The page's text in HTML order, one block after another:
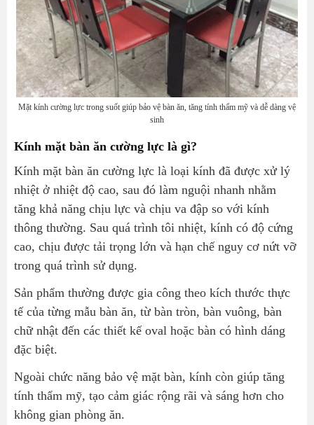
Cần vận chuyển cẩn thận
Ứng dụng thực tế của kính mặt bàn ăn cường lực
Nhà ở
Nhà hàng
Quán cà phê
Báo giá kính mặt bàn ăn cường lực tham khảo
Quy trình thi công kính mặt bàn ăn cường lực
Bước 1: Khảo sát thực tế
Bước 2: Thiết kế bản vẽ
Bước 3: Gia công kính
Bước 4: Vận chuyển
Bước 5: Lắp đặt
Những lỗi thường gặp khi sử dụng kính mặt bàn ăn
cường lực
Đo sai kích thước
Không bo góc
Tự ý di chuyển kính
Mặt kính cường lực trong suốt giúp bảo vệ bàn ăn, tăng tính thẩm mỹ và dễ dàng vệ
sinh
Kính mặt bàn ăn cường lực là gì?
Kính mặt bàn ăn cường lực là loại kính đã được xử lý
nhiệt ở nhiệt độ cao, sau đó làm nguội nhanh nhằm
tăng khả năng chịu lực và chịu va đập so với kính
thông thường. Sau quá trình tôi nhiệt, kính có độ cứng
cao, chịu được tải trọng lớn và hạn chế nguy cơ nứt vỡ
trong quá trình sử dụng.
Sản phẩm thường được gia công theo kích thước thực
tế của từng mẫu bàn ăn, từ bàn tròn, bàn vuông, bàn
chữ nhật đến các thiết kế oval hoặc bàn có hình dáng
đặc biệt.
Ngoài chức năng bảo vệ mặt bàn, kính còn giúp tăng
tính thẩm mỹ, tạo cảm giác rộng rãi và sáng hơn cho
không gian phòng ăn.